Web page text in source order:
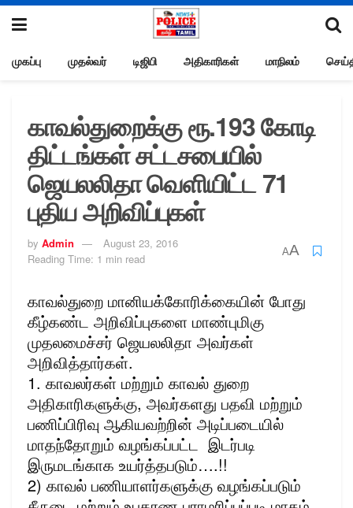
முகப்பு முதல்வர் டிஜிபி அதிகாரிகள் மாநிலம்
காவல்துறைக்கு ரூ.193 கோடி
திட்டங்கள் சட்டசபையில்
ஜெயலலிதா வெளியிட்ட 71
புதிய அறிவிப்புகள்
by Admin
August 23, 2016
Reading Time: 1 min read
AA
காவல்துறை மானியக்கோரிக்கையின் போது
கீழ்கண்ட அறிவிப்புகளை மாண்புமிகு
முதலமைச்சர் ஜெயலலிதா அவர்கள்
அறிவித்தார்கள்.
1. காவலர்கள் மற்றும் காவல் துறை
அதிகாரிகளுக்கு, அவர்களது பதவி மற்றும்
பணிப்பிரிவு ஆகியவற்றின் அடிப்படையில்
மாதந்தோறும் வழங்கப்பட்ட இடர்படி
இருமடங்காக உயர்த்தபடும்….!!
2) காவல் பணியாளர்களுக்கு வழங்கப்படும்